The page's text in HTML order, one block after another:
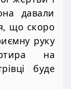
давали
що скоро
руку
на
буде